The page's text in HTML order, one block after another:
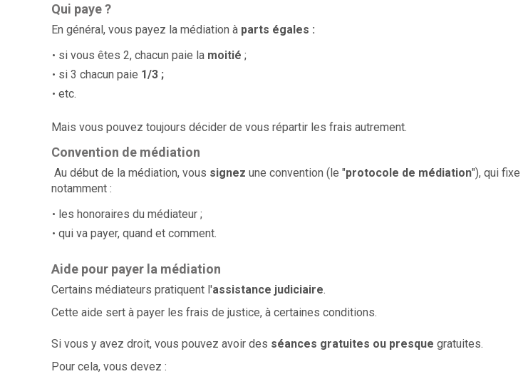
Qui paye ?
En général, vous payez la médiation à parts égales :
si vous êtes 2, chacun paie la moitié ;
si 3 chacun paie 1/3 ;
etc.
Mais vous pouvez toujours décider de vous répartir les frais autrement.
Convention de médiation
Au début de la médiation, vous signez une convention (le "protocole de médiation"), qui fixe
notamment :
les honoraires du médiateur ;
qui va payer, quand et comment.
Aide pour payer la médiation
Certains médiateurs pratiquent l'assistance judiciaire.
Cette aide sert à payer les frais de justice, à certaines conditions.
Si vous y avez droit, vous pouvez avoir des séances gratuites ou presque gratuites.
Pour cela, vous devez :